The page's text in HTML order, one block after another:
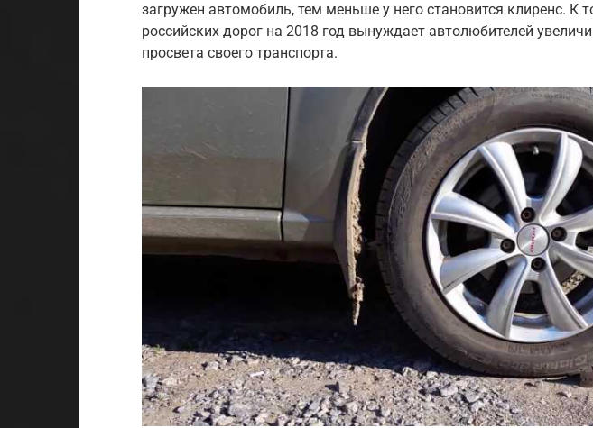
загружен автомобиль, тем меньше у него становится клиренс. К
российских дорог на 2018 год вынуждает автолюбителей
просвета своего транспорта.